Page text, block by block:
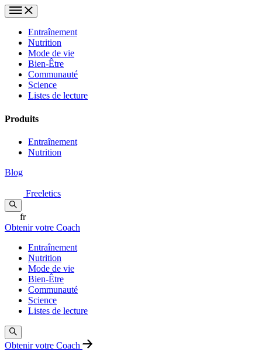
Entraînement
Nutrition
Mode de vie
Bien-Être
Communauté
Science
Listes de lecture
Produits
Entraînement
Nutrition
Blog
Freeletics
fr
Obtenir votre Coach
Entraînement
Nutrition
Mode de vie
Bien-Être
Communauté
Science
Listes de lecture
Obtenir votre Coach